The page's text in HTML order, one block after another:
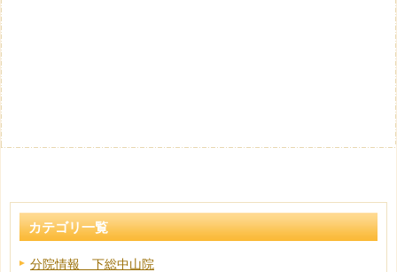
カテゴリ一覧
分院情報 下総中山院